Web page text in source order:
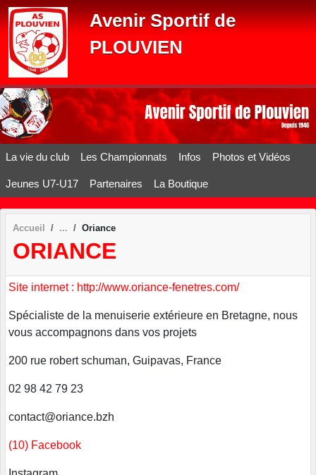
Avenir Sportif de
PLOUVIEN
La vie du club Les Championnats Infos Photos et Vidéos
Jeunes U7-U17 Partenaires La Boutique
Accueil Oriance
ORIANCE
Site internet : http://www.oriance-fenetres.com/
Spécialiste de la menuiserie extérieure en Bretagne, nous
vous accompagnons dans vos projets
200 rue robert schuman, Guipavas, France
02 98 42 79 23
contact@oriance.bzh
(10) Facebook
Panneau de gestion des cookies